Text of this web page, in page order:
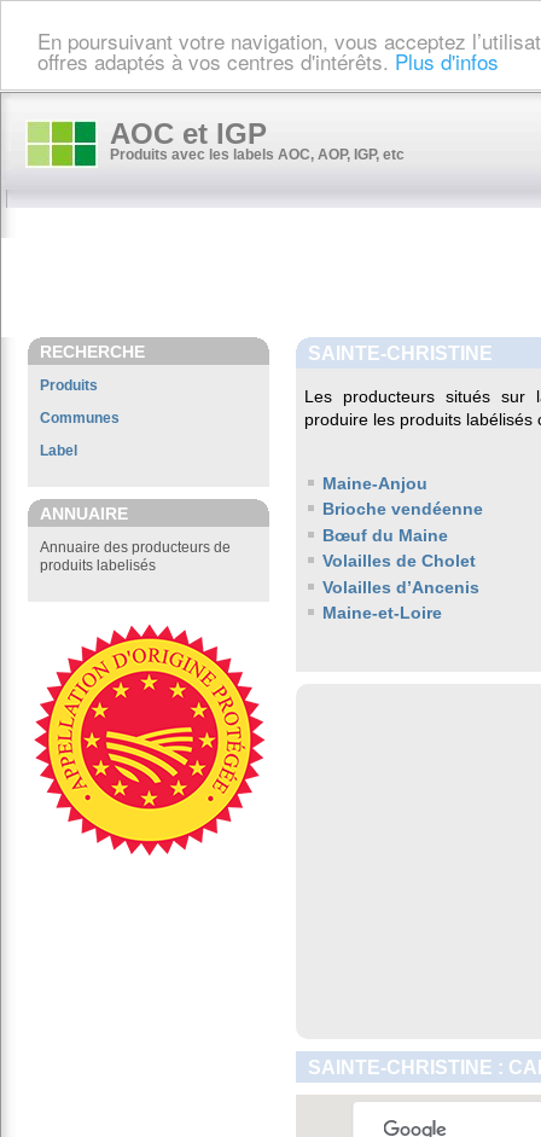
En poursuivant votre navigation, vous acceptez
offres adaptés à vos centres d'intérêts. Plus d'infos
AOC et IGP
Produits avec les labels AOC, AOP, IGP, etc
RECHERCHE
Produits
Communes
Label
ANNUAIRE
Annuaire des producteurs de
produits labelisés
SAINTE-CHRISTINE
Les producteurs situés sur
produire les produits labélisés
Maine-Anjou
Brioche vendéenne
Bœuf du Maine
Volailles de Cholet
Volailles d’Ancenis
Maine-et-Loire
SAINTE-CHRISTINE :